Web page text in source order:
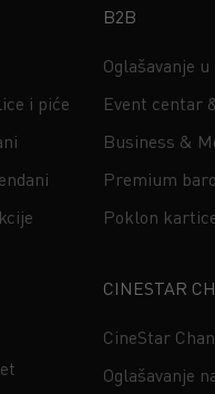
i piće
B2B
Oglašavanje
Event centar
Business &
Premium
Poklon
CINESTAR
CineStar
Oglašavanje